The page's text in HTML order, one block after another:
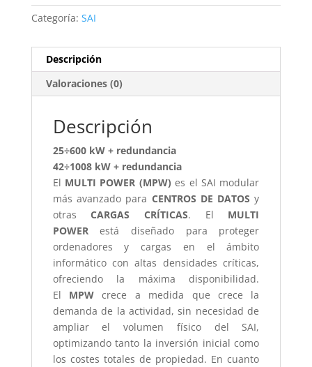
Categoría: SAI
Descripción
Valoraciones (0)
Descripción
25÷600 kW + redundancia
42÷1008 kW + redundancia
El MULTI POWER (MPW) es el SAI modular
más avanzado para CENTROS DE DATOS y
otrasCARGAS CRÍTICAS. El MULTI
POWERestá diseñado para proteger
ordenadores y cargas en el ámbito
informático con altas densidades críticas,
ofreciendo la máxima disponibilidad.
El MPW crece a medida que crece la
demanda de la actividad, sin necesidad de
ampliar el volumen físico del SAI,
optimizando tanto la inversión inicial como
los costes totales de propiedad. En cuanto